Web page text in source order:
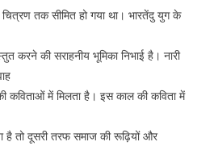
चित्रण तक सीमित हो गया था। भारतेंदु युग के
करने की सराहनीय भूमिका निभाई है। नारी
कविताओं में मिलता है। इस काल की कविता में
है तो दूसरी तरफ समाज की रूढ़ियों और